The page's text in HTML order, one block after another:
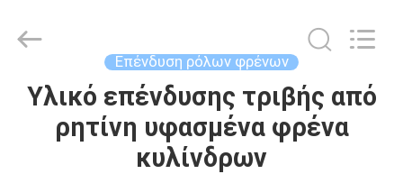
ΣΠΊΤΙ
Reserved.
Επένδυση ρόλων φρένων
Υλικό επένδυσης τριβής από
ρητίνη υφασμένα φρένα
κυλίνδρων